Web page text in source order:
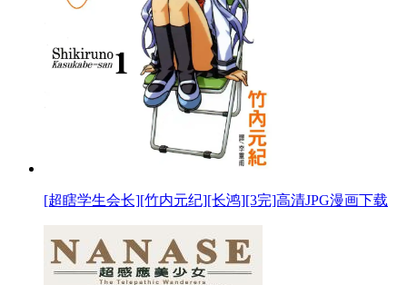
[超瞎学生会长][竹内元纪][长鸿][3完]高清JPG漫画下载